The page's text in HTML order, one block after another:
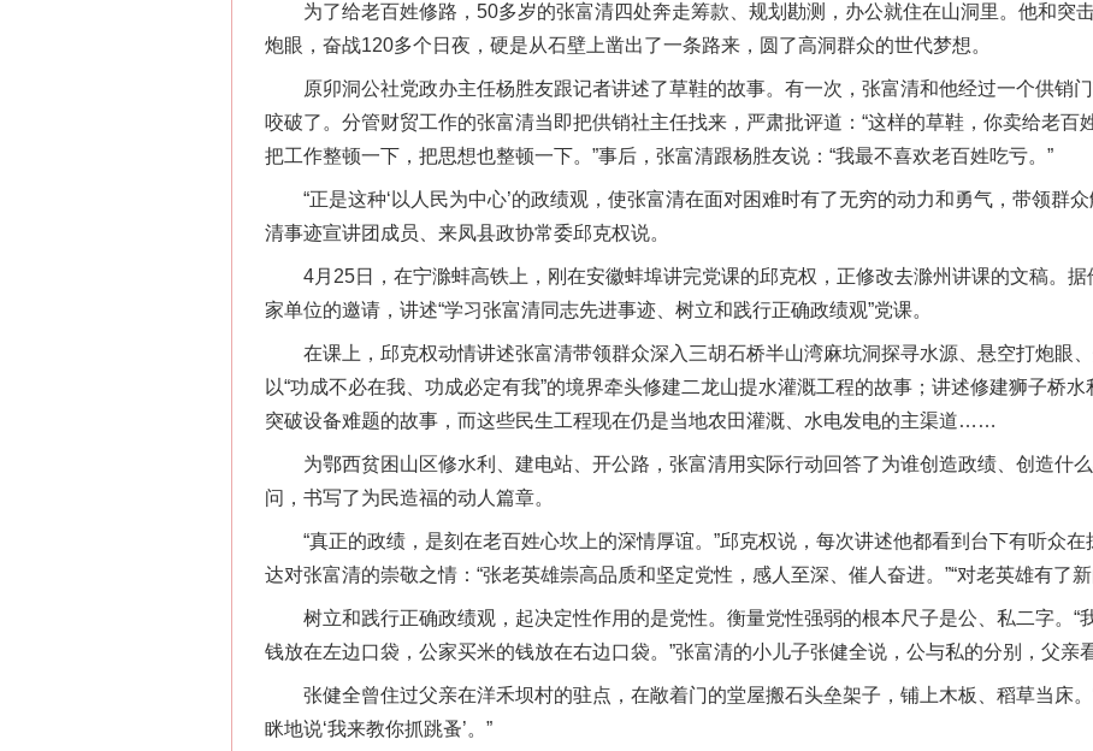
为了给老百姓修路，50多岁的张富清四处奔走筹款、规划勘测，办公就住在山洞里。他和突
炮眼，奋战120多个日夜，硬是从石壁上凿出了一条路来，圆了高洞群众的世代梦想。
原卯洞公社党政办主任杨胜友跟记者讲述了草鞋的故事。有一次，张富清和他经过一个供销
咬破了。分管财贸工作的张富清当即把供销社主任找来，严肃批评道：“这样的草鞋，你卖给老百
把工作整顿一下，把思想也整顿一下。”事后，张富清跟杨胜友说：“我最不喜欢老百姓吃亏。”
“正是这种‘以人民为中心’的政绩观，使张富清在面对困难时有了无穷的动力和勇气，带领群众
清事迹宣讲团成员、来凤县政协常委邱克权说。
4月25日，在宁滁蚌高铁上，刚在安徽蚌埠讲完党课的邱克权，正修改去滁州讲课的文稿。据
家单位的邀请，讲述“学习张富清同志先进事迹、树立和践行正确政绩观”党课。
在课上，邱克权动情讲述张富清带领群众深入三胡石桥半山湾麻坑洞探寻水源、悬空打炮眼
以“功成不必在我、功成必定有我”的境界牵头修建二龙山提水灌溉工程的故事；讲述修建狮子桥
突破设备难题的故事，而这些民生工程现在仍是当地农田灌溉、水电发电的主渠道……
为鄂西贫困山区修水利、建电站、开公路，张富清用实际行动回答了为谁创造政绩、创造什
问，书写了为民造福的动人篇章。
“真正的政绩，是刻在老百姓心坎上的深情厚谊。”邱克权说，每次讲述他都看到台下有听众在
达对张富清的崇敬之情：“张老英雄崇高品质和坚定党性，感人至深、催人奋进。”“对老英雄有了
树立和践行正确政绩观，起决定性作用的是党性。衡量党性强弱的根本尺子是公、私二字。“
钱放在左边口袋，公家买米的钱放在右边口袋。”张富清的小儿子张健全说，公与私的分别，父亲
张健全曾住过父亲在洋禾坝村的驻点，在敞着门的堂屋搬石头垒架子，铺上木板、稻草当床。
眯地说‘我来教你抓跳蚤’。”